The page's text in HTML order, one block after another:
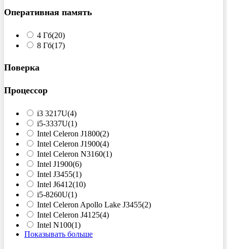
Оперативная память
4 Гб(20)
8 Гб(17)
Поверка
Процессор
i3 3217U(4)
i5-3337U(1)
Intel Celeron J1800(2)
Intel Celeron J1900(4)
Intel Celeron N3160(1)
Intel J1900(6)
Intel J3455(1)
Intel J6412(10)
i5-8260U(1)
Intel Celeron Apollo Lake J3455(2)
Intel Celeron J4125(4)
Intel N100(1)
Показывать больше